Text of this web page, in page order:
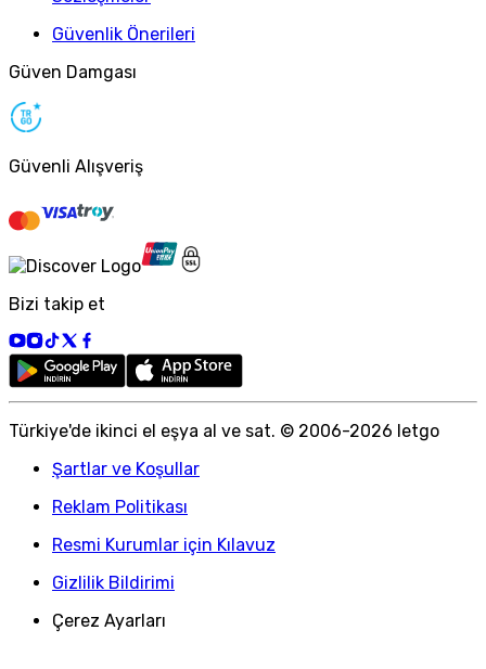
Güvenlik Önerileri
Güven Damgası
Güvenli Alışveriş
Bizi takip et
Türkiye'de ikinci el eşya al ve sat. © 2006-2026 letgo
Şartlar ve Koşullar
Reklam Politikası
Resmi Kurumlar için Kılavuz
Gizlilik Bildirimi
Çerez Ayarları